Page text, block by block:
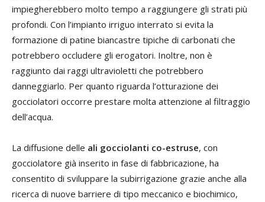
impiegherebbero molto tempo a raggiungere gli strati più
profondi. Con l’impianto irriguo interrato si evita la
formazione di patine biancastre tipiche di carbonati che
potrebbero occludere gli erogatori. Inoltre, non è
raggiunto dai raggi ultravioletti che potrebbero
danneggiarlo. Per quanto riguarda l’otturazione dei
gocciolatori occorre prestare molta attenzione al filtraggio
dell’acqua.
La diffusione delle ali gocciolanti co-estruse, con
gocciolatore già inserito in fase di fabbricazione, ha
consentito di sviluppare la subirrigazione grazie anche alla
ricerca di nuove barriere di tipo meccanico e biochimico,